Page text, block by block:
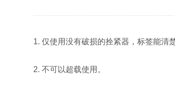
1. 仅使用没有破损的拴紧器，标签能清
2. 不可以超载使用。